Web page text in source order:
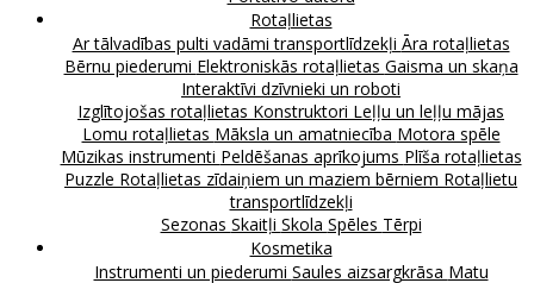
Rotaļlietas
Ar tālvadības pulti vadāmi transportlīdzekļi Āra rotaļlietas
Bērnu piederumi Elektroniskās rotaļlietas Gaisma un skaņa
Interaktīvi dzīvnieki un roboti
Izglītojošas rotaļlietas Konstruktori Leļļu un leļļu mājas
Lomu rotaļlietas Māksla un amatniecība Motora spēle
Mūzikas instrumenti Peldēšanas aprīkojums Plīša rotaļlietas
Puzzle Rotaļlietas zīdaiņiem un maziem bērniem Rotaļlietu
transportlīdzekļi
Sezonas Skaitļi Skola Spēles Tērpi
Kosmetika
Instrumenti un piederumi Saules aizsargkrāsa Matu